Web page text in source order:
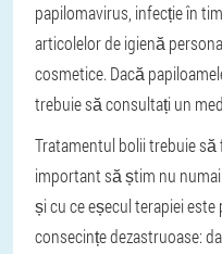
papilomavirus, infecție în
articolelor de igienă
cosmetice. Dacă
trebuie să consultați un
Tratamentul bolii trebuie
important să știm nu numai
și cu ce eșecul terapiei
consecințe dezastruoase: